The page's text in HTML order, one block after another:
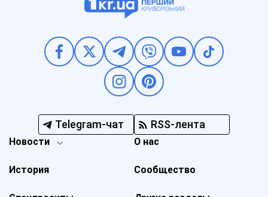
Telegram-чат RSS-лента
Новости
История
О нас
Сообщество